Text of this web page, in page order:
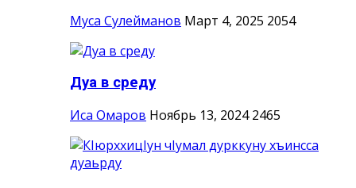
Муса Сулейманов Март 4, 2025 2054
Дуа в среду
Иса Омаров Ноябрь 13, 2024 2465